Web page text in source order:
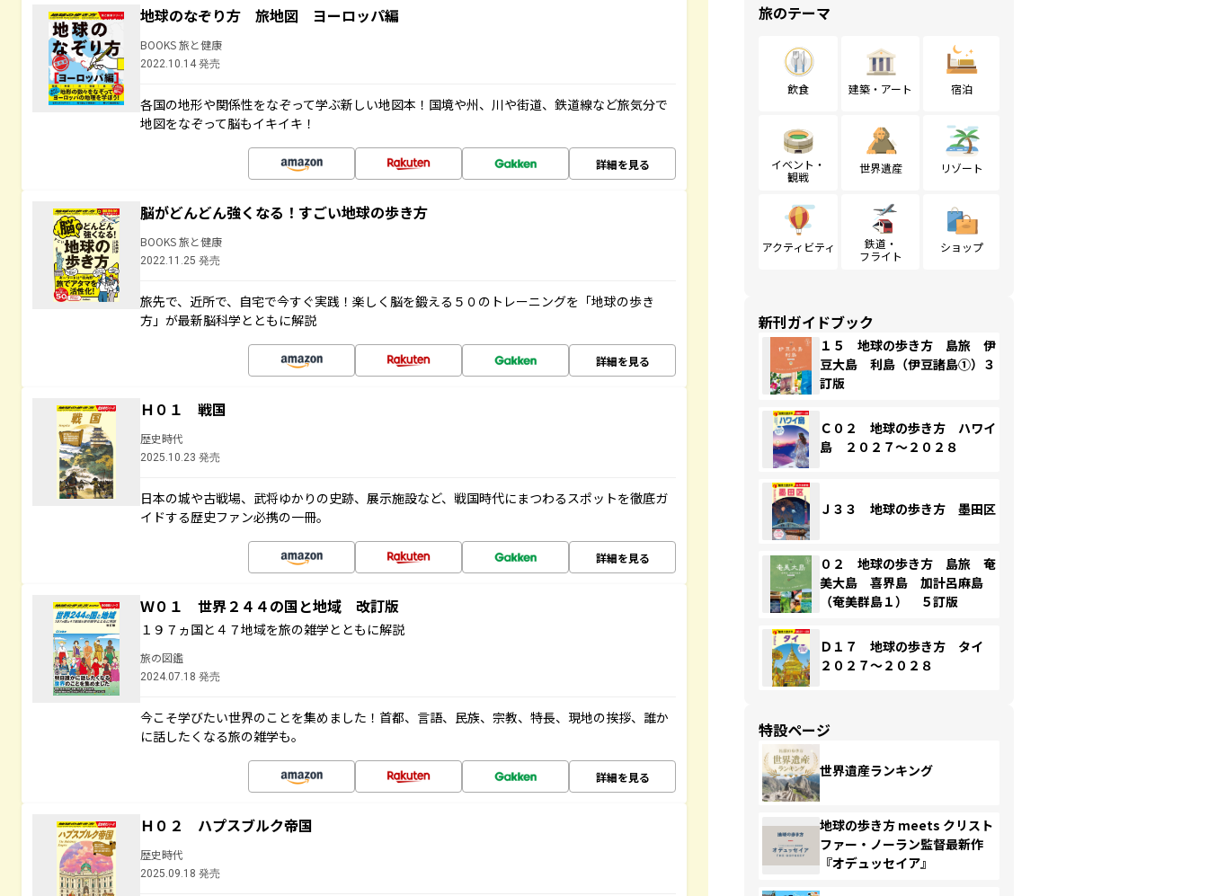
地球のなぞり方 旅地図 ヨーロッパ編
BOOKS 旅と健康
2022.10.14 発売
各国の地形や関係性をなぞって学ぶ新しい地図本！国境や州、川や街道、鉄道線など旅気分で
地図をなぞって脳もイキイキ！
詳細を見る
脳がどんどん強くなる！すごい地球の歩き方
BOOKS 旅と健康
2022.11.25 発売
旅先で、近所で、自宅で今すぐ実践！楽しく脳を鍛える５０のトレーニングを「地球の歩き
方」が最新脳科学とともに解説
詳細を見る
Ｈ０１ 戦国
歴史時代
2025.10.23 発売
日本の城や古戦場、武将ゆかりの史跡、展示施設など、戦国時代にまつわるスポットを徹底ガ
イドする歴史ファン必携の一冊。
詳細を見る
Ｗ０１ 世界２４４の国と地域 改訂版
１９７ヵ国と４７地域を旅の雑学とともに解説
旅の図鑑
2024.07.18 発売
今こそ学びたい世界のことを集めました！首都、言語、民族、宗教、特長、現地の挨拶、誰か
に話したくなる旅の雑学も。
詳細を見る
Ｈ０２ ハプスブルク帝国
歴史時代
2025.09.18 発売
旅のテーマ
飲食 建築・アート 宿泊
イベント・
観戦
世界遺産 リゾート
アクティビティ
鉄道・
フライト
ショップ
新刊ガイドブック
１５ 地球の歩き方 島旅 伊
豆大島 利島（伊豆諸島①）３
訂版
Ｃ０２ 地球の歩き方 ハワイ
島 ２０２７～２０２８
Ｊ３３ 地球の歩き方 墨田区
０２ 地球の歩き方 島旅 奄
美大島 喜界島 加計呂麻島
（奄美群島１） ５訂版
Ｄ１７ 地球の歩き方 タイ
２０２７～２０２８
特設ページ
世界遺産ランキング
地球の歩き方 meets クリスト
ファー・ノーラン監督最新作
『オデュッセイア』